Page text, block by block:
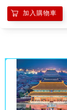
加入購物車